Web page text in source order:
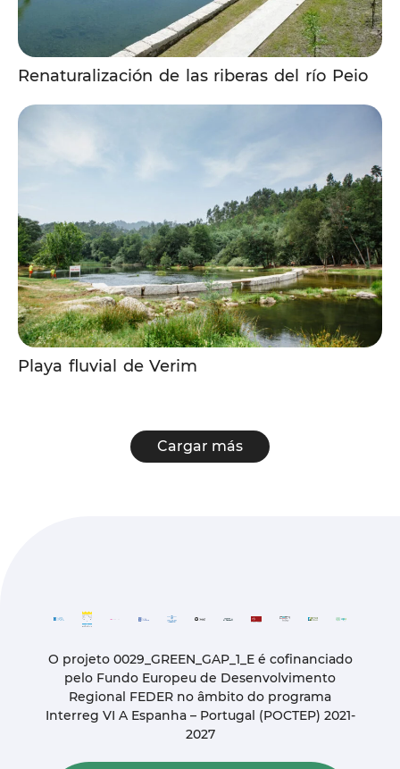
Renaturalización de las riberas del río Peio
Playa fluvial de Verim
Cargar más
O projeto 0029_GREEN_GAP_1_E é cofinanciado
pelo Fundo Europeu de Desenvolvimento
Regional FEDER no âmbito do programa
Interreg VI A Espanha – Portugal (POCTEP) 2021-
2027